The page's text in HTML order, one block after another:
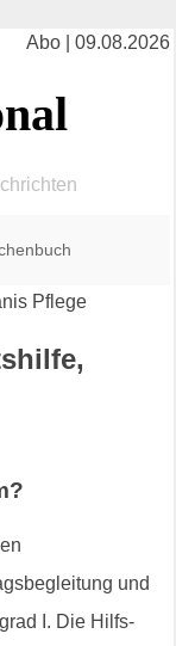
Abo | 09.08.2026
und
I. Die Hilfs-